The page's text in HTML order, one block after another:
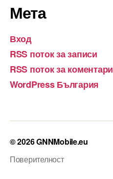
Мета
Вход
RSS поток за записи
RSS поток за коментари
WordPress България
© 2026GNNMobile.eu
Поверителност